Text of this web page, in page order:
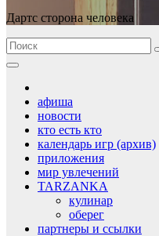
Дартс сторона человека
афиша
новости
кто есть кто
календарь игр (архив)
приложения
мир увлечений
TARZANKA
кулинар
оберег
партнеры и ссылки